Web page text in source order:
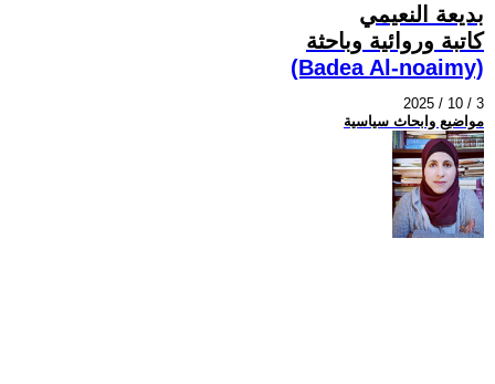
بديعة النعيمي
كاتبة وروائية وباحثة
(Badea Al-noaimy)
2025 / 10 / 3
مواضيع وابحاث سياسية